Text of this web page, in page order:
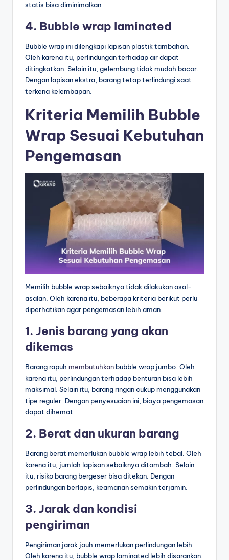
statis bisa diminimalkan.
4. Bubble wrap laminated
Bubble wrap ini dilengkapi lapisan plastik tambahan.
Oleh karena itu, perlindungan terhadap air dapat
ditingkatkan. Selain itu, gelembung tidak mudah bocor.
Dengan lapisan ekstra, barang tetap terlindungi saat
terkena kelembapan.
Kriteria Memilih Bubble
Wrap Sesuai Kebutuhan
Pengemasan
Memilih bubble wrap sebaiknya tidak dilakukan asal-
asalan. Oleh karena itu, beberapa kriteria berikut perlu
diperhatikan agar pengemasan lebih aman.
1. Jenis barang yang akan
dikemas
Barang rapuh membutuhkan bubble wrap jumbo. Oleh
karena itu, perlindungan terhadap benturan bisa lebih
maksimal. Selain itu, barang ringan cukup menggunakan
tipe reguler. Dengan penyesuaian ini, biaya pengemasan
dapat dihemat.
2. Berat dan ukuran barang
Barang berat memerlukan bubble wrap lebih tebal. Oleh
karena itu, jumlah lapisan sebaiknya ditambah. Selain
itu, risiko barang bergeser bisa ditekan. Dengan
perlindungan berlapis, keamanan semakin terjamin.
3. Jarak dan kondisi
pengiriman
Pengiriman jarak jauh memerlukan perlindungan lebih.
Oleh karena itu, bubble wrap laminated lebih disarankan.